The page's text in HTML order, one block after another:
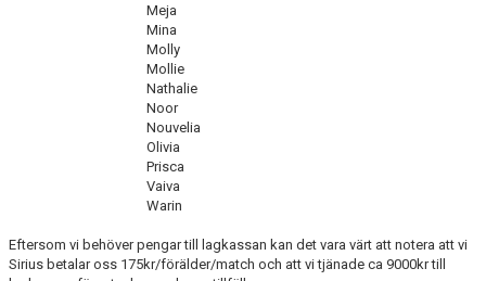
Meja
Mina
Molly
Mollie
Nathalie
Noor
Nouvelia
Olivia
Prisca
Vaiva
Warin
Eftersom vi behöver pengar till lagkassan kan det vara värt att notera att vi
Sirius betalar oss 175kr/förälder/match och att vi tjänade ca 9000kr till